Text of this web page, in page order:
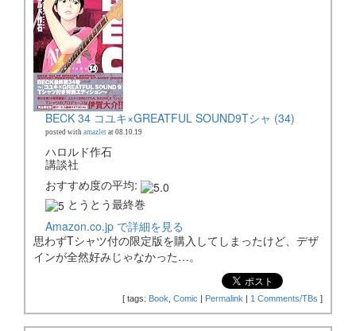
BECK 34 コユキ×GREATFUL SOUND9Tシャ (34)
posted with amazlet at 08.10.19
ハロルド作石
講談社
おすすめ度の平均:
とうとう最終巻
Amazon.co.jp で詳細を見る
思わずTシャツ付の限定版を購入してしまったけど、デザ
インが全然好みじゃなかった…。
[ tags: Book Comic | Permalink | 1 Comments/TBs ]